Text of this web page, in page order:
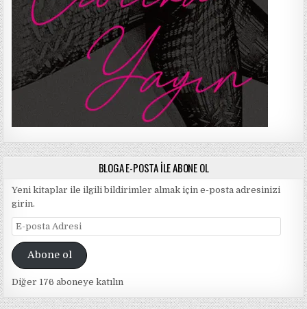
BLOGA E-POSTA ILE ABONE OL
Yeni kitaplar ile ilgili bildirimler almak için e-posta adresinizi
girin.
E-
posta
AdresiAbone ol
Diğer 176 aboneye katılın